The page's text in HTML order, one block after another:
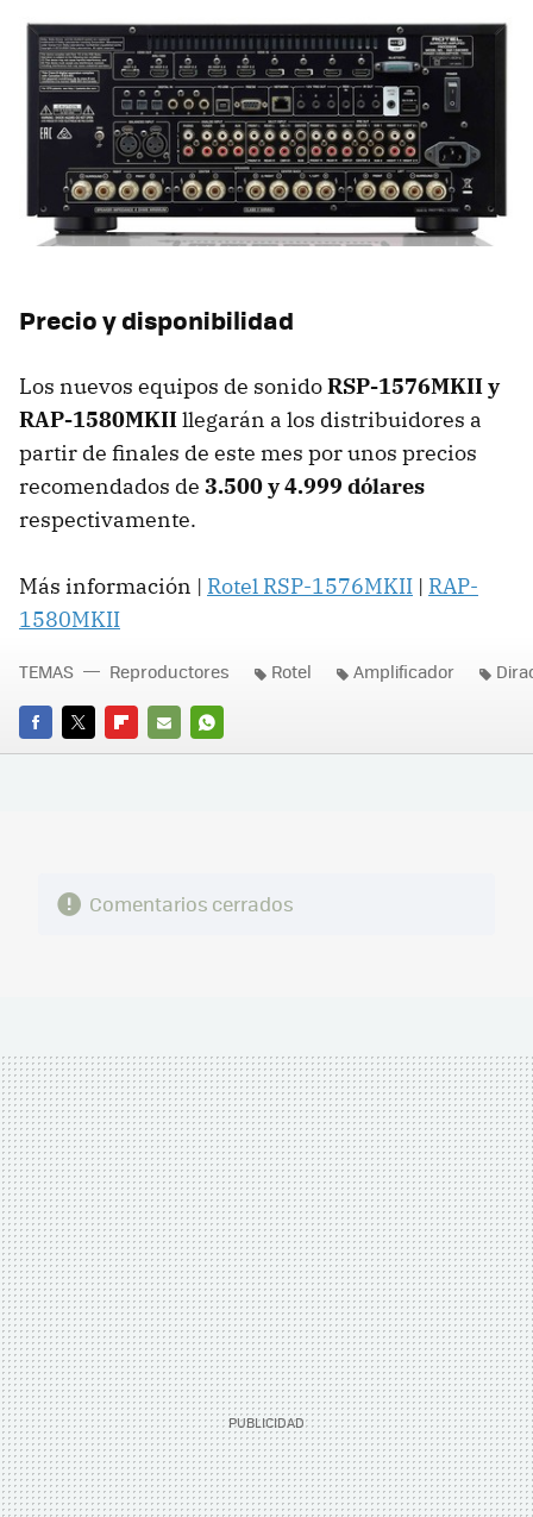
Precio y disponibilidad
Los nuevos equipos de sonidoRSP-1576MKII y
RAP-1580MKIIllegarán a los distribuidores a
partir de finales de este mes por unos precios
recomendados de 3.500 y 4.999 dólares
respectivamente.
Más información | Rotel RSP-1576MKII | RAP-
1580MKII
FACEBOOK
TWITTERFLIPBOARD
E-
WHATSAPP
TEMAS Reproductores Rotel Amplificador
Comentarios cerrados